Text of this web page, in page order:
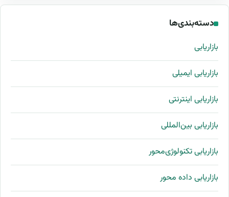
دسته‌بندی‌ها
بازاریابی
بازاریابی ایمیلی
بازاریابی اینترنتی
بازاریابی بین‌المللی
بازاریابی تکنولوژی‌محور
بازاریابی داده محور